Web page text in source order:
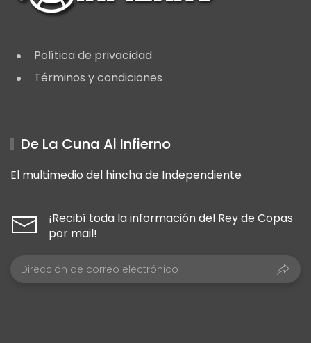
Política de privacidad
Términos y condiciones
De La Cuna Al Infierno
El multimedio del hincha de Independiente
¡Recibí toda la información del Rey de Copas
por mail!